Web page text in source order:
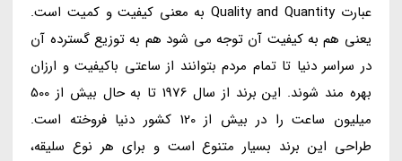
عبارت Quality and Quantity به معنی کیفیت و کمیت است.
یعنی هم به کیفیت آن توجه می شود هم به توزیع گسترده آن
در سراسر دنیا تا تمام مردم بتوانند از ساعتی باکیفیت و ارزان
بهره مند شوند. این برند از سال 1976 تا به حال بیش از 500
میلیون ساعت را در بیش از 120 کشور دنیا فروخته است.
طراحی این برند بسیار متنوع است و برای هر نوع سلیقه،